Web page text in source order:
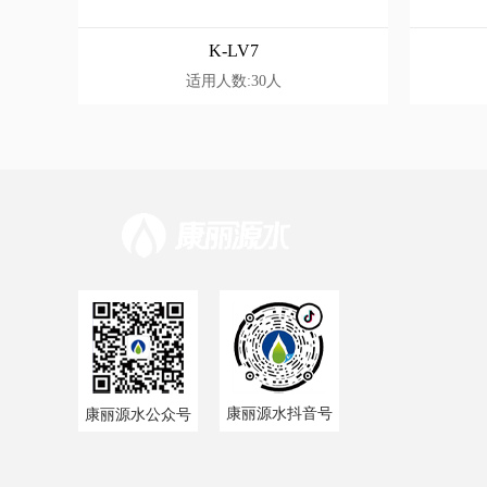
K-LV7
适用人数:30人
康丽源水公众号 康丽源水抖音号